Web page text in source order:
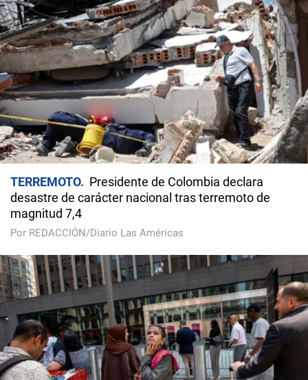
TERREMOTO
Presidente de Colombia declara
desastre de carácter nacional tras terremoto de
magnitud 7,4
Por REDACCIÓN/Diario Las Américas